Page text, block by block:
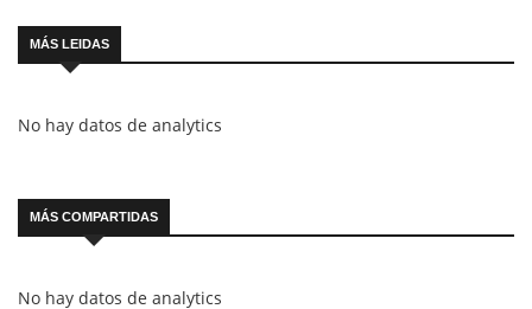
MÁS LEIDAS
No hay datos de analytics
MÁS COMPARTIDAS
No hay datos de analytics